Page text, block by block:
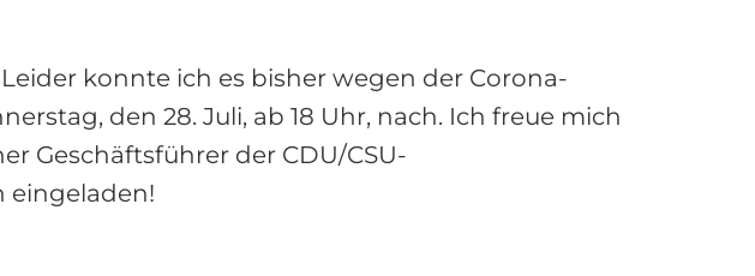
konnte ich es bisher wegen der Corona-
den 28. Juli, ab 18 Uhr, nach. Ich freue mich
Geschäftsführer der CDU/CSU-
eingeladen!